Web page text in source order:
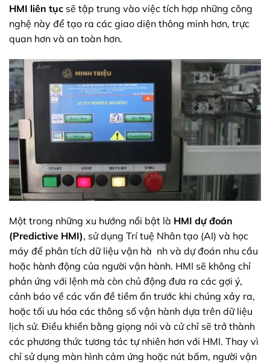
HMI liên tục sẽ tập trung vào việc tích hợp những công
nghệ này để tạo ra các giao diện thông minh hơn, trực
quan hơn và an toàn hơn.
Một trong những xu hướng nổi bật là HMI dự đoán
(Predictive HMI), sử dụng Trí tuệ Nhân tạo (AI) và học
máy để phân tích dữ liệu vận hà nh và dự đoán nhu cầu
hoặc hành động của người vận hành. HMI sẽ không chỉ
phản ứng với lệnh mà còn chủ động đưa ra các gợi ý,
cảnh báo về các vấn đề tiềm ẩn trước khi chúng xảy ra,
hoặc tối ưu hóa các thông số vận hành dựa trên dữ liệu
lịch sử. Điều khiển bằng giọng nói và cử chỉ sẽ trở thành
các phương thức tương tác tự nhiên hơn với HMI. Thay vì
chỉ sử dụng màn hình cảm ứng hoặc nút bấm, người vận